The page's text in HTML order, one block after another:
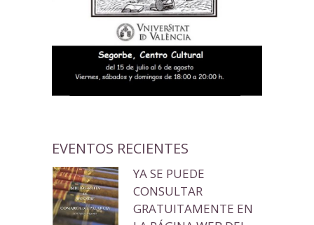
EVENTOS RECIENTES
YA SE PUEDE
CONSULTAR
GRATUITAMENTE EN